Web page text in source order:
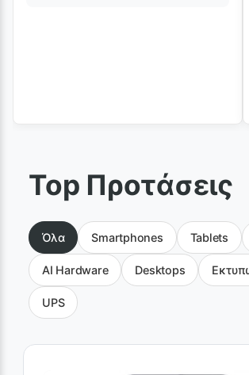
Top Προτάσεις
Όλα Smartphones Tablets
AI Hardware Desktops
UPS